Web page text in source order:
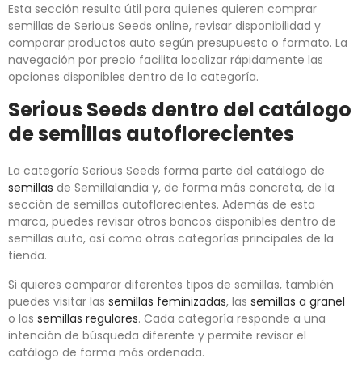
Esta sección resulta útil para quienes quieren comprar
semillas de Serious Seeds online, revisar disponibilidad y
comparar productos auto según presupuesto o formato. La
navegación por precio facilita localizar rápidamente las
opciones disponibles dentro de la categoría.
Serious Seeds dentro del catálogo
de semillas autoflorecientes
La categoría Serious Seeds forma parte del catálogo de
semillas de Semillalandia y, de forma más concreta, de la
sección de semillas autoflorecientes. Además de esta
marca, puedes revisar otros bancos disponibles dentro de
semillas auto, así como otras categorías principales de la
tienda.
Si quieres comparar diferentes tipos de semillas, también
puedes visitar las semillas feminizadas, las semillas a granel
o las semillas regulares. Cada categoría responde a una
intención de búsqueda diferente y permite revisar el
catálogo de forma más ordenada.